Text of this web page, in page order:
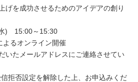
げを成功させるためのアイデアの創り
) 15:00～15:30
よるオンライン開催
いたメールアドレスにご連絡させてい
拒否設定を解除した上、お申込みくだ